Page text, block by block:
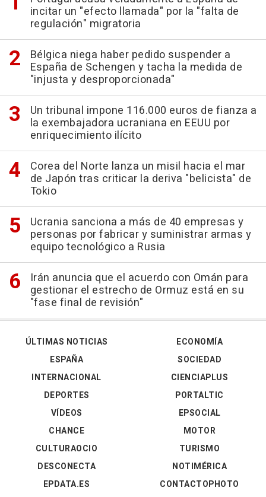
incitar un "efecto llamada" por la "falta de
regulación" migratoria
Bélgica niega haber pedido suspender a
España de Schengen y tacha la medida de
"injusta y desproporcionada"
Un tribunal impone 116.000 euros de fianza a
la exembajadora ucraniana en EEUU por
enriquecimiento ilícito
Corea del Norte lanza un misil hacia el mar
de Japón tras criticar la deriva "belicista" de
Tokio
Ucrania sanciona a más de 40 empresas y
personas por fabricar y suministrar armas y
equipo tecnológico a Rusia
Irán anuncia que el acuerdo con Omán para
gestionar el estrecho de Ormuz está en su
"fase final de revisión"
ÚLTIMAS NOTICIAS
ESPAÑA
INTERNACIONAL
DEPORTES
VÍDEOS
ECONOMÍA
SOCIEDAD
CIENCIAPLUS
PORTALTIC
EPSOCIAL
CHANCE
CULTURAOCIO
DESCONECTA
EPDATA.ES
MOTOR
TURISMO
NOTIMÉRICA
CONTACTOPHOTO